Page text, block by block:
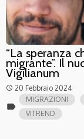
“La speranza
migrante”. Il
Vigilianum
access_time 20 Febbraio 2024
label
MIGRAZIONI
VITREND